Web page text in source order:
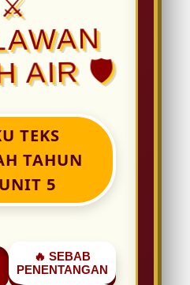
AIR 🛡️
TEKS
TAHUN
5
🔥 SEBAB
PENENTANGAN